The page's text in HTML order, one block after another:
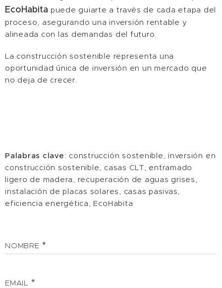
EcoHabita puede guiarte a través de cada etapa del
proceso, asegurando una inversión rentable y
alineada con las demandas del futuro.
La construcción sostenible representa una
oportunidad única de inversión en un mercado que
no deja de crecer.
Palabras clave: construcción sostenible, inversión en
construcción sostenible, casas CLT, entramado
ligero de madera, recuperación de aguas grises,
instalación de placas solares, casas pasivas,
eficiencia energética, EcoHabita
NOMBRE
EMAIL